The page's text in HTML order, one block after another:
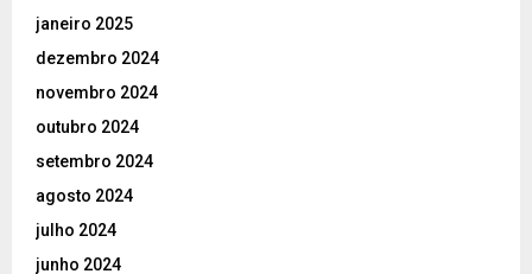
janeiro 2025
dezembro 2024
novembro 2024
outubro 2024
setembro 2024
agosto 2024
julho 2024
junho 2024